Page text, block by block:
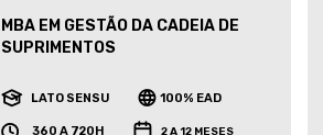
MBA EM GESTÃO DA CADEIA DE
SUPRIMENTOS
LATO SENSU 100% EAD
360 A 720H 2 A 12 MESES